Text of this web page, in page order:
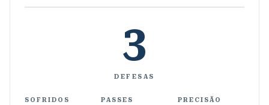
3
DEFESAS
SOFRIDOS PASSES PRECISÃO